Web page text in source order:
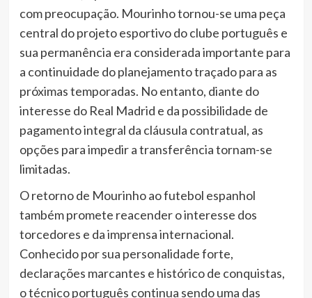
com preocupação. Mourinho tornou-se uma peça
central do projeto esportivo do clube português e
sua permanência era considerada importante para
a continuidade do planejamento traçado para as
próximas temporadas. No entanto, diante do
interesse do Real Madrid e da possibilidade de
pagamento integral da cláusula contratual, as
opções para impedir a transferência tornam-se
limitadas.
O retorno de Mourinho ao futebol espanhol
também promete reacender o interesse dos
torcedores e da imprensa internacional.
Conhecido por sua personalidade forte,
declarações marcantes e histórico de conquistas,
o técnico português continua sendo uma das